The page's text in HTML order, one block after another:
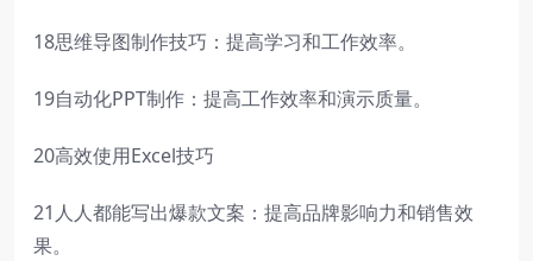
18思维导图制作技巧：提高学习和工作效率。
19自动化PPT制作：提高工作效率和演示质量。
20高效使用Excel技巧
21人人都能写出爆款文案：提高品牌影响力和销售效
果。